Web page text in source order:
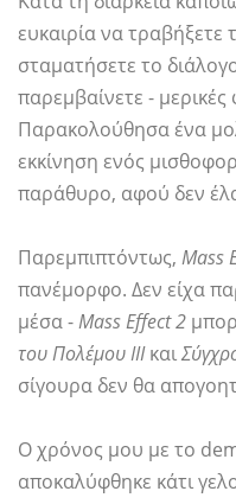
ευκαιρία να τραβήξετε
σταματήσετε το
παρεμβαίνετε -
Παρακολούθησα ένα
εκκίνηση ενός
παράθυρο, αφού δεν
Παρεμπιπτόντως, Mass
πανέμορφο. Δεν είχα
μέσα -Mass Effect 2
του Πολέμου ΙΙΙκαι
σίγουρα δεν θα
Ο χρόνος μου με το
αποκαλύφθηκε κάτι